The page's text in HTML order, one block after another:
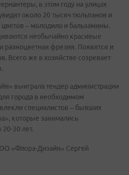
в этом году на улицах
около 20 тысяч тюльпанов и
– молодило и бальзамины.
необычайно красивые
разноцветная фрезия. Появятся и
Всего же в хозяйстве созревает
выиграла тендер администрации
города в необходимом
специалистов – бывших
которые занимались
30 лет.
«Флора-Дизайн» Сергей